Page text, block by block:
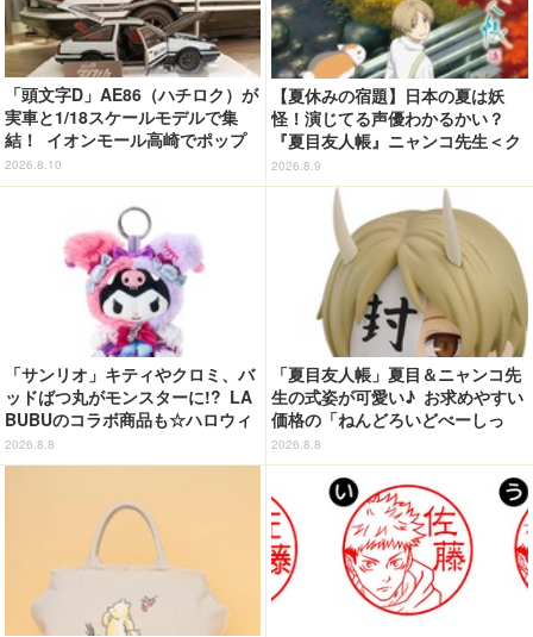
「頭文字D」AE86（ハチロク）が
実車と1/18スケールモデルで集
結！ イオンモール高崎でポップ
アップショップ開催【8月11日
～】
2026.8.10
【夏休みの宿題】日本の夏は妖
怪！演じてる声優わかるかい？
『夏目友人帳』ニャンコ先生＜ク
イズ 第2回＞
2026.8.9
「サンリオ」キティやクロミ、バ
ッドばつ丸がモンスターに!? LA
BUBUのコラボ商品も☆ハロウィ
ーングッズ情報が到着【サンリオ
ピューロランド】
2026.8.8
「夏目友人帳」夏目＆ニャンコ先
生の式姿が可愛い♪ お求めやすい
価格の「ねんどろいどべーしっ
く」から登場！ ちんまい二人が
並んだ姿にキュン☆
2026.8.8